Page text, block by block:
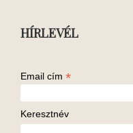
HÍRLEVÉL
Email cím *
Keresztnév